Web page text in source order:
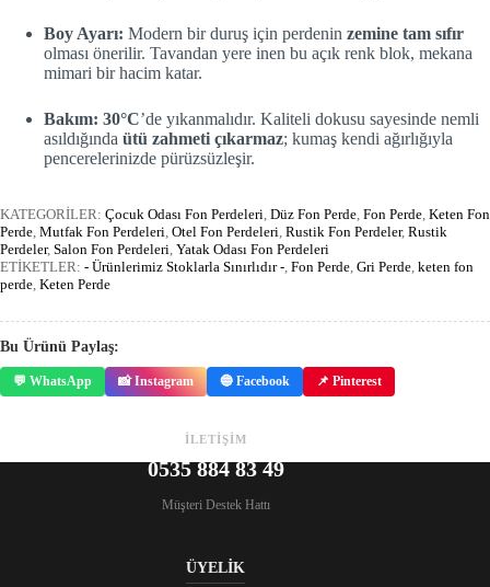
Boy Ayarı: Modern bir duruş için perdenin zemine tam sıfır
olması önerilir. Tavandan yere inen bu açık renk blok, mekana
mimari bir hacim katar.
Bakım: 30°C’de yıkanmalıdır. Kaliteli dokusu sayesinde nemli
asıldığında ütü zahmeti çıkarmaz; kumaş kendi ağırlığıyla
pencerelerinizde pürüzsüzleşir.
KATEGORİLER: Çocuk Odası Fon Perdeleri Düz Fon Perde Fon Perde Keten Fon
Perde Mutfak Fon Perdeleri Otel Fon Perdeleri Rustik Fon Perdeler, Rustik
Perdeler, Salon Fon Perdeleri Yatak Odası Fon Perdeleri
ETİKETLER: - Ürünlerimiz Stoklarla Sınırlıdır - Fon Perde Gri Perde keten fon
perde Keten Perde
Bu Ürünü Paylaş:
💬 WhatsApp 📸 Instagram 🔵 Facebook 📌 Pinterest
İLETİŞİM
0535 884 83 49
Müşteri Destek Hattı
ÜYELİK